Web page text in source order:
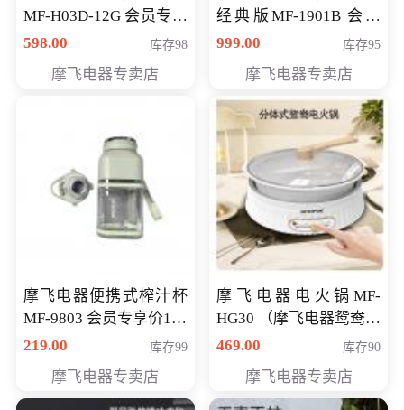
MF-H03D-12G 会员专享
价398元
598.00 库存98
摩飞电器专卖店
经典版MF-1901B 会员
专享价399元
999.00 库存95
摩飞电器专卖店
摩飞电器便携式榨汁杯
MF-9803 会员专享价138
元
219.00 库存99
摩飞电器专卖店
摩飞电器电火锅MF-
HG30 （摩飞电器鸳鸯锅
MF-HG30 ） 会员专享价
469.00 库存90
摩飞电器专卖店